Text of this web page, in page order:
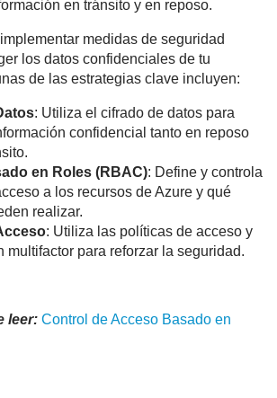
en tránsito y en reposo.
medidas de seguridad
los datos confidenciales de tu
de las estrategias clave incluyen:
: Utiliza el cifrado de datos para
confidencial tanto en reposo
en Roles (RBAC): Define y controla
a los recursos de Azure y qué
realizar.
: Utiliza las políticas de acceso y
multifactor para reforzar la seguridad.
leer: Control de Acceso Basado en